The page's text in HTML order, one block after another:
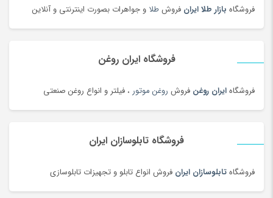
فروشگاه بازار طلا ایران فروشطلا و جواهرات بصورت اینترنتی و آنلاین
فروشگاه ایران روغن
فروشگاهایران روغن فروش روغن موتور ، فیلتر و انواع روغن صنعتی
فروشگاه تابلوسازان ایران
فروشگاهتابلوسازان ایران فروش انواع تابلو و تجهیزات تابلوسازی